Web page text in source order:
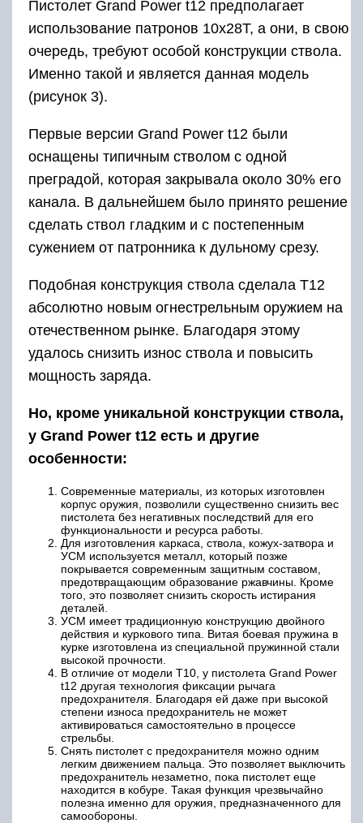
Пистолет Grand Power t12 предполагает
использование патронов 10х28Т, а они, в свою
очередь, требуют особой конструкции ствола.
Именно такой и является данная модель
(рисунок 3).
Первые версии Grand Power t12 были
оснащены типичным стволом с одной
преградой, которая закрывала около 30% его
канала. В дальнейшем было принято решение
сделать ствол гладким и с постепенным
сужением от патронника к дульному срезу.
Подобная конструкция ствола сделала Т12
абсолютно новым огнестрельным оружием на
отечественном рынке. Благодаря этому
удалось снизить износ ствола и повысить
мощность заряда.
Но, кроме уникальной конструкции ствола,
у Grand Power t12 есть и другие
особенности:
Современные материалы, из которых изготовлен
корпус оружия, позволили существенно снизить вес
пистолета без негативных последствий для его
функциональности и ресурса работы.
Для изготовления каркаса, ствола, кожух-затвора и
УСМ используется металл, который позже
покрывается современным защитным составом,
предотвращающим образование ржавчины. Кроме
того, это позволяет снизить скорость истирания
деталей.
УСМ имеет традиционную конструкцию двойного
действия и куркового типа. Витая боевая пружина в
курке изготовлена из специальной пружинной стали
высокой прочности.
В отличие от модели Т10, у пистолета Grand Power
t12 другая технология фиксации рычага
предохранителя. Благодаря ей даже при высокой
степени износа предохранитель не может
активироваться самостоятельно в процессе
стрельбы.
Снять пистолет с предохранителя можно одним
легким движением пальца. Это позволяет выключить
предохранитель незаметно, пока пистолет еще
находится в кобуре. Такая функция чрезвычайно
полезна именно для оружия, предназначенного для
самообороны.